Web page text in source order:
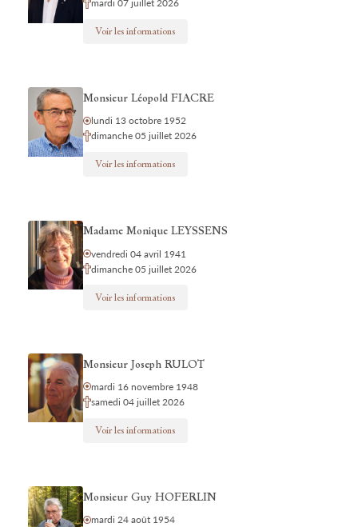
mardi 07 juillet 2026
Voir les informations
Monsieur Léopold FIACRE
lundi 13 octobre 1952
dimanche 05 juillet 2026
Voir les informations
Madame Monique LEYSSENS
vendredi 04 avril 1941
dimanche 05 juillet 2026
Voir les informations
Monsieur Joseph RULOT
mardi 16 novembre 1948
samedi 04 juillet 2026
Voir les informations
Monsieur Guy HOFERLIN
mardi 24 août 1954